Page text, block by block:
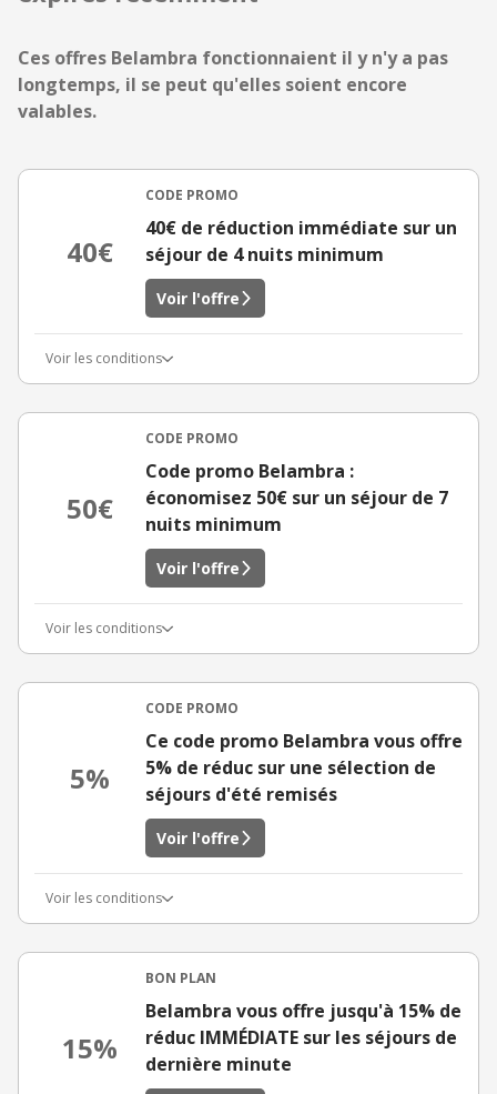
Ces offres Belambra fonctionnaient il y n'y a pas
longtemps, il se peut qu'elles soient encore
valables.
40€
CODE PROMO
40€ de réduction immédiate sur un
séjour de 4 nuits minimum
Voir l'offre
Voir les conditions
50€
CODE PROMO
Code promo Belambra :
économisez 50€ sur un séjour de 7
nuits minimum
Voir l'offre
Voir les conditions
5%
CODE PROMO
Ce code promo Belambra vous offre
5% de réduc sur une sélection de
séjours d'été remisés
Voir l'offre
Voir les conditions
15%
BON PLAN
Belambra vous offre jusqu'à 15% de
réduc IMMÉDIATE sur les séjours de
dernière minute